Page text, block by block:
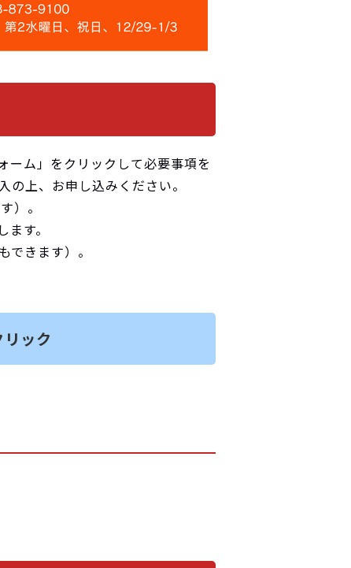
ーム」をクリックして必要事項を
上、お申し込みください。
）。
す。
きます）。
ック